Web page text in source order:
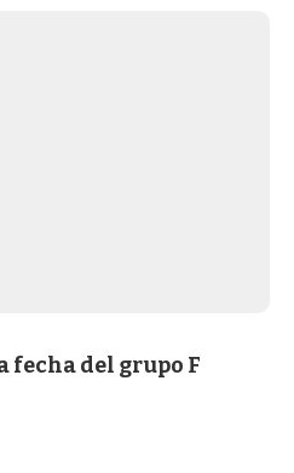
fecha del grupo F